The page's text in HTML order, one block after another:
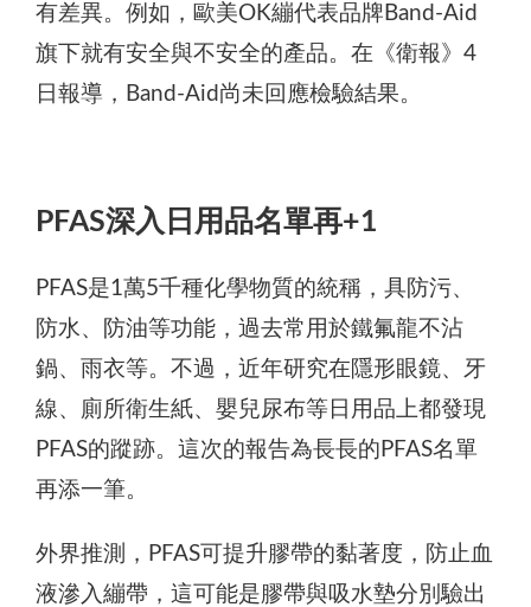
有差異。例如，歐美OK繃代表品牌Band-Aid
旗下就有安全與不安全的產品。在《衛報》4
日報導，Band-Aid尚未回應檢驗結果。
PFAS深入日用品名單再+1
PFAS是1萬5千種化學物質的統稱，具防污、
防水、防油等功能，過去常用於鐵氟龍不沾
鍋、雨衣等。不過，近年研究在隱形眼鏡、牙
線、廁所衛生紙、嬰兒尿布等日用品上都發現
PFAS的蹤跡。這次的報告為長長的PFAS名單
再添一筆。
外界推測，PFAS可提升膠帶的黏著度，防止血
液滲入繃帶，這可能是膠帶與吸水墊分別驗出